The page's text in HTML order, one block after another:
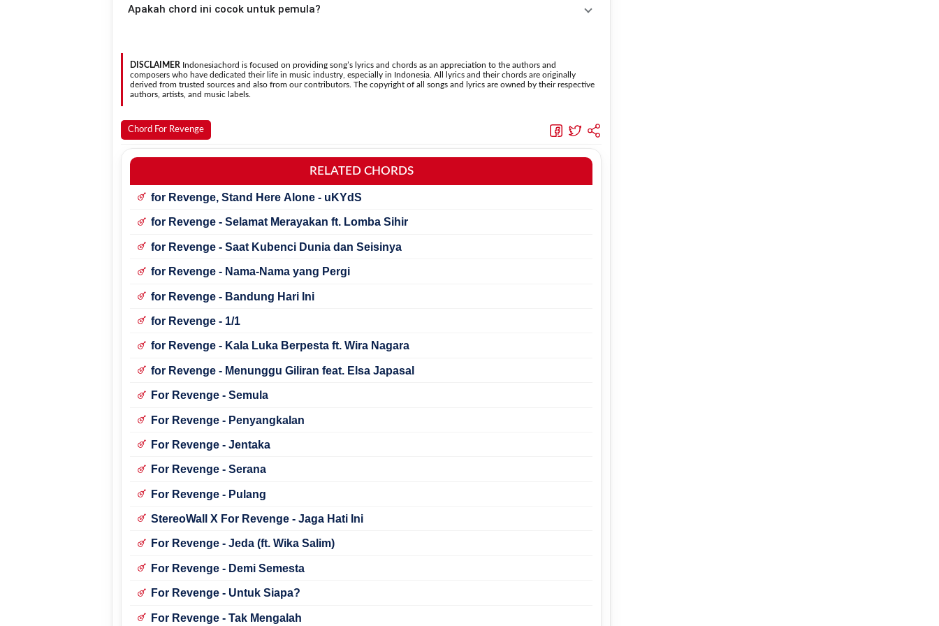
nada. Seluruh chord akan berubah secara otomatis tanpa mengubah lirik sehingga kamu dapat
Apakah chord ini cocok untuk pemula?
DISCLAIMER Indonesiachord is focused on providing song’s lyrics and chords as an appreciation to the authors and
composers who have dedicated their life in music industry, especially in Indonesia. All lyrics and their chords are originally
derived from trusted sources and also from our contributors. The copyright of all songs and lyrics are owned by their respective
authors, artists, and music labels.
Chord For Revenge
RELATED CHORDS
for Revenge, Stand Here Alone - uKYdS
for Revenge - Selamat Merayakan ft. Lomba Sihir
for Revenge - Saat Kubenci Dunia dan Seisinya
for Revenge - Nama-Nama yang Pergi
for Revenge - Bandung Hari Ini
for Revenge - 1/1
for Revenge - Kala Luka Berpesta ft. Wira Nagara
for Revenge - Menunggu Giliran feat. Elsa Japasal
For Revenge - Semula
For Revenge - Penyangkalan
For Revenge - Jentaka
For Revenge - Serana
For Revenge - Pulang
StereoWall X For Revenge - Jaga Hati Ini
For Revenge - Jeda (ft. Wika Salim)
For Revenge - Demi Semesta
For Revenge - Untuk Siapa?
For Revenge - Tak Mengalah